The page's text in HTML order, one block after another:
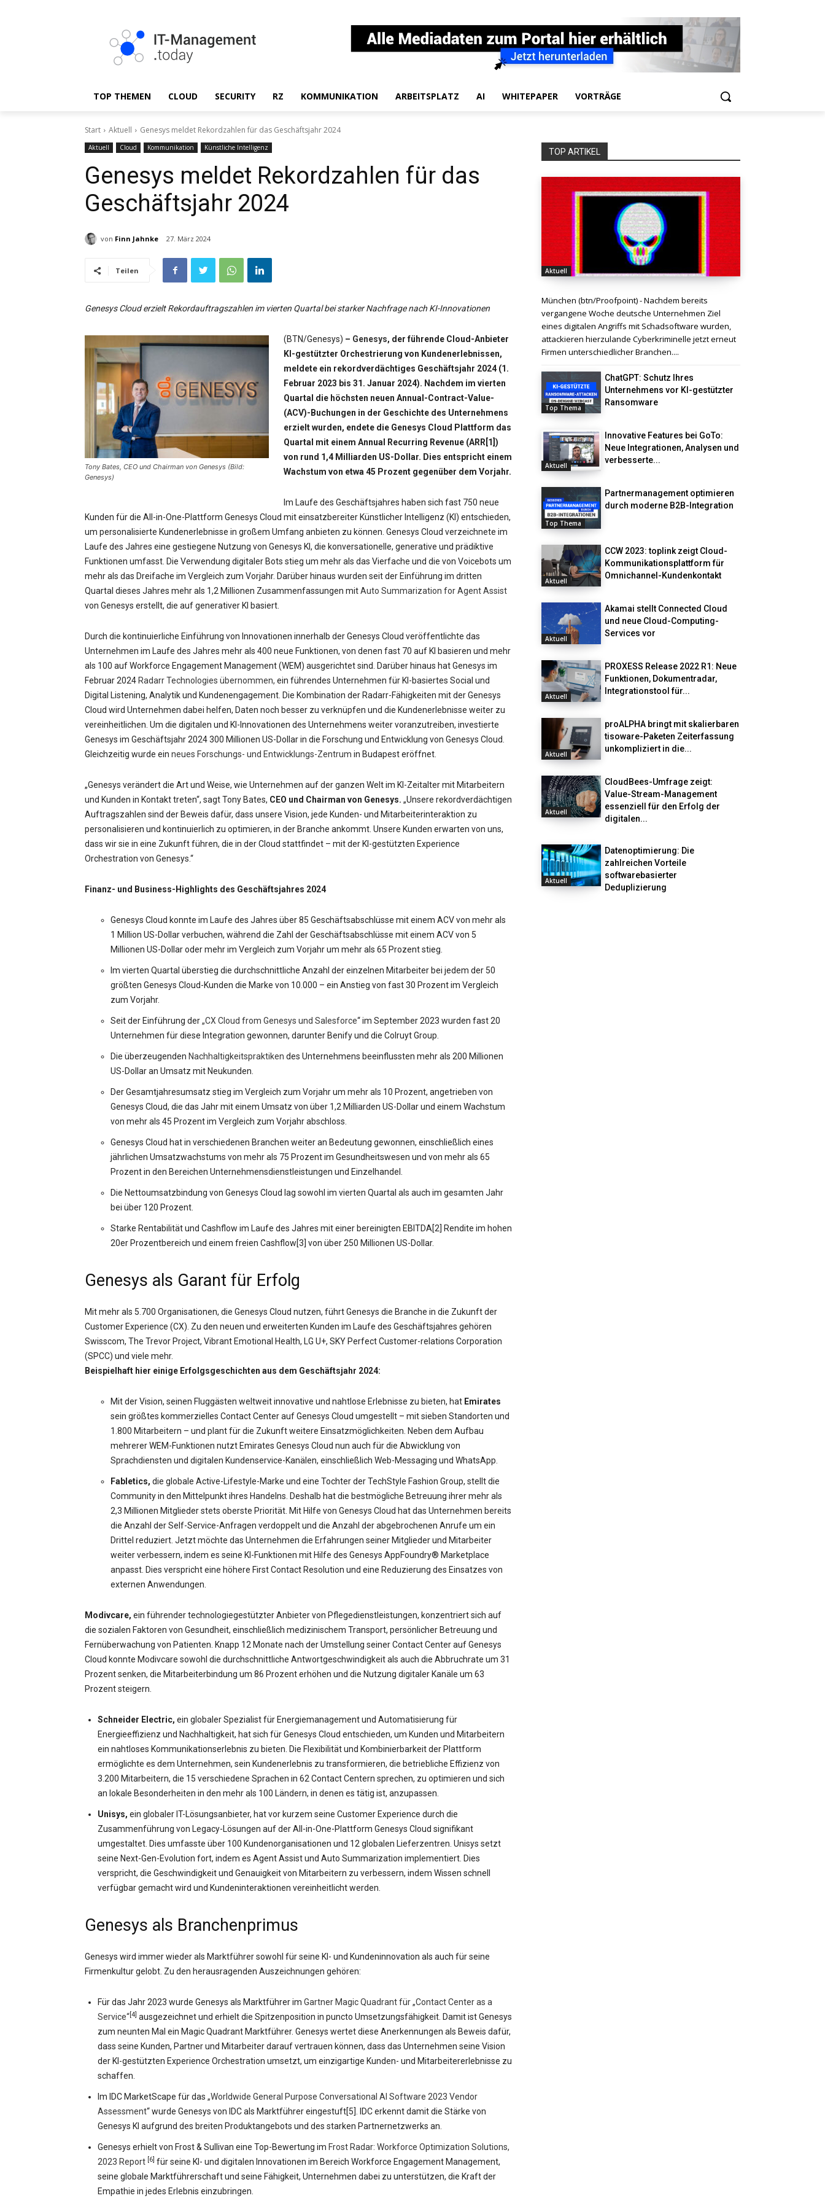
TOP THEMEN CLOUD SECURITY RZ KOMMUNIKATION ARBEITSPLATZ AI WHITEPAPER VORTRÄGE
Start Aktuell Genesys meldet Rekordzahlen für das Geschäftsjahr 2024
Aktuell Cloud Kommunikation Künstliche Intelligenz
Genesys meldet Rekordzahlen für das
Geschäftsjahr 2024
von Finn Jahnke 27. März 2024
Teilen
Genesys Cloud erzielt Rekordauftragszahlen im vierten Quartal bei starker Nachfrage nach KI-Innovationen
Tony Bates, CEO und Chairman von Genesys (Bild:
Genesys)
(BTN/Genesys) – Genesys, der führende Cloud-Anbieter
KI-gestützter Orchestrierung von Kundenerlebnissen,
meldete ein rekordverdächtiges Geschäftsjahr 2024 (1.
Februar 2023 bis 31. Januar 2024). Nachdem im vierten
Quartal die höchsten neuen Annual-Contract-Value-
(ACV)-Buchungen in der Geschichte des Unternehmens
erzielt wurden, endete die Genesys Cloud Plattform das
Quartal mit einem Annual Recurring Revenue (ARR[1])
von rund 1,4 Milliarden US-Dollar. Dies entspricht einem
Wachstum von etwa 45 Prozent gegenüber dem Vorjahr.
Im Laufe des Geschäftsjahres haben sich fast 750 neue
Kunden für die All-in-One-Plattform Genesys Cloud mit einsatzbereiter Künstlicher Intelligenz (KI) entschieden,
um personalisierte Kundenerlebnisse in großem Umfang anbieten zu können. Genesys Cloud verzeichnete im
Laufe des Jahres eine gestiegene Nutzung von Genesys KI, die konversationelle, generative und prädiktive
Funktionen umfasst. Die Verwendung digitaler Bots stieg um mehr als das Vierfache und die von Voicebots um
mehr als das Dreifache im Vergleich zum Vorjahr. Darüber hinaus wurden seit der Einführung im dritten
Quartal dieses Jahres mehr als 1,2 Millionen Zusammenfassungen mitAuto Summarization for Agent Assist
von Genesys erstellt, die auf generativer KI basiert.
Durch die kontinuierliche Einführung von Innovationen innerhalb der Genesys Cloud veröffentlichte das
Unternehmen im Laufe des Jahres mehr als 400 neue Funktionen, von denen fast 70 auf KI basieren und mehr
als 100 auf Workforce Engagement Management (WEM) ausgerichtet sind. Darüber hinaus hat Genesys im
Februar 2024 Radarr Technologies übernommen, ein führendes Unternehmen für KI-basiertes Social und
Digital Listening, Analytik und Kundenengagement. Die Kombination der Radarr-Fähigkeiten mit der Genesys
Cloud wird Unternehmen dabei helfen, Daten noch besser zu verknüpfen und die Kundenerlebnisse weiter zu
vereinheitlichen. Um die digitalen und KI-Innovationen des Unternehmens weiter voranzutreiben, investierte
Genesys im Geschäftsjahr 2024 300 Millionen US-Dollar in die Forschung und Entwicklung von Genesys Cloud.
Gleichzeitig wurde ein neues Forschungs- und Entwicklungs-Zentrum in Budapest eröffnet.
„Genesys verändert die Art und Weise, wie Unternehmen auf der ganzen Welt im KI-Zeitalter mit Mitarbeitern
und Kunden in Kontakt treten“, sagt Tony Bates, CEO und Chairman von Genesys. „Unsere rekordverdächtigen
Auftragszahlen sind der Beweis dafür, dass unsere Vision, jede Kunden- und Mitarbeiterinteraktion zu
personalisieren und kontinuierlich zu optimieren, in der Branche ankommt. Unsere Kunden erwarten von uns,
dass wir sie in eine Zukunft führen, die in der Cloud stattfindet – mit der KI-gestützten Experience
Orchestration von Genesys.“
Finanz- und Business-Highlights des Geschäftsjahres 2024
Genesys Cloud konnte im Laufe des Jahres über 85 Geschäftsabschlüsse mit einem ACV von mehr als
1 Million US-Dollar verbuchen, während die Zahl der Geschäftsabschlüsse mit einem ACV von 5
Millionen US-Dollar oder mehr im Vergleich zum Vorjahr um mehr als 65 Prozent stieg.
Im vierten Quartal überstieg die durchschnittliche Anzahl der einzelnen Mitarbeiter bei jedem der 50
größten Genesys Cloud-Kunden die Marke von 10.000 – ein Anstieg von fast 30 Prozent im Vergleich
zum Vorjahr.
Seit der Einführung der„CX Cloud from Genesys und Salesforce“ im September 2023 wurden fast 20
Unternehmen für diese Integration gewonnen, darunter Benify und die Colruyt Group.
Die überzeugenden Nachhaltigkeitspraktiken des Unternehmens beeinflussten mehr als 200 Millionen
US-Dollar an Umsatz mit Neukunden.
Der Gesamtjahresumsatz stieg im Vergleich zum Vorjahr um mehr als 10 Prozent, angetrieben von
Genesys Cloud, die das Jahr mit einem Umsatz von über 1,2 Milliarden US-Dollar und einem Wachstum
von mehr als 45 Prozent im Vergleich zum Vorjahr abschloss.
Genesys Cloud hat in verschiedenen Branchen weiter an Bedeutung gewonnen, einschließlich eines
jährlichen Umsatzwachstums von mehr als 75 Prozent im Gesundheitswesen und von mehr als 65
Prozent in den Bereichen Unternehmensdienstleistungen und Einzelhandel.
Die Nettoumsatzbindung von Genesys Cloud lag sowohl im vierten Quartal als auch im gesamten Jahr
bei über 120 Prozent.
Starke Rentabilität und Cashflow im Laufe des Jahres mit einer bereinigten EBITDA[2] Rendite im hohen
20er Prozentbereich und einem freien Cashflow[3] von über 250 Millionen US-Dollar.
Genesys als Garant für Erfolg
Mit mehr als 5.700 Organisationen, die Genesys Cloud nutzen, führt Genesys die Branche in die Zukunft der
Customer Experience (CX). Zu den neuen und erweiterten Kunden im Laufe des Geschäftsjahres gehören
Swisscom, The Trevor Project, Vibrant Emotional Health, LG U+, SKY Perfect Customer-relations Corporation
(SPCC) und viele mehr.
Beispielhaft hier einige Erfolgsgeschichten aus dem Geschäftsjahr 2024:
Mit der Vision, seinen Fluggästen weltweit innovative und nahtlose Erlebnisse zu bieten, hat Emirates
sein größtes kommerzielles Contact Center auf Genesys Cloud umgestellt – mit sieben Standorten und
1.800 Mitarbeitern – und plant für die Zukunft weitere Einsatzmöglichkeiten. Neben dem Aufbau
mehrerer WEM-Funktionen nutzt Emirates Genesys Cloud nun auch für die Abwicklung von
Sprachdiensten und digitalen Kundenservice-Kanälen, einschließlich Web-Messaging und WhatsApp.
Fabletics, die globale Active-Lifestyle-Marke und eine Tochter der TechStyle Fashion Group, stellt die
Community in den Mittelpunkt ihres Handelns. Deshalb hat die bestmögliche Betreuung ihrer mehr als
2,3 Millionen Mitglieder stets oberste Priorität. Mit Hilfe von Genesys Cloud hat das Unternehmen bereits
die Anzahl der Self-Service-Anfragen verdoppelt und die Anzahl der abgebrochenen Anrufe um ein
Drittel reduziert. Jetzt möchte das Unternehmen die Erfahrungen seiner Mitglieder und Mitarbeiter
weiter verbessern, indem es seine KI-Funktionen mit Hilfe des Genesys AppFoundry® Marketplace
anpasst. Dies verspricht eine höhere First Contact Resolution und eine Reduzierung des Einsatzes von
externen Anwendungen.
Modivcare, ein führender technologiegestützter Anbieter von Pflegedienstleistungen, konzentriert sich auf
die sozialen Faktoren von Gesundheit, einschließlich medizinischem Transport, persönlicher Betreuung und
Fernüberwachung von Patienten. Knapp 12 Monate nach der Umstellung seiner Contact Center auf Genesys
Cloud konnte Modivcare sowohl die durchschnittliche Antwortgeschwindigkeit als auch die Abbruchrate um 31
Prozent senken, die Mitarbeiterbindung um 86 Prozent erhöhen und die Nutzung digitaler Kanäle um 63
Prozent steigern.
Schneider Electric, ein globaler Spezialist für Energiemanagement und Automatisierung für
Energieeffizienz und Nachhaltigkeit, hat sich für Genesys Cloud entschieden, um Kunden und Mitarbeitern
ein nahtloses Kommunikationserlebnis zu bieten. Die Flexibilität und Kombinierbarkeit der Plattform
ermöglichte es dem Unternehmen, sein Kundenerlebnis zu transformieren, die betriebliche Effizienz von
3.200 Mitarbeitern, die 15 verschiedene Sprachen in 62 Contact Centern sprechen, zu optimieren und sich
an lokale Besonderheiten in den mehr als 100 Ländern, in denen es tätig ist, anzupassen.
Unisys, ein globaler IT-Lösungsanbieter, hat vor kurzem seine Customer Experience durch die
Zusammenführung von Legacy-Lösungen auf der All-in-One-Plattform Genesys Cloud signifikant
umgestaltet. Dies umfasste über 100 Kundenorganisationen und 12 globalen Lieferzentren. Unisys setzt
seine Next-Gen-Evolution fort, indem es Agent Assist und Auto Summarization implementiert. Dies
verspricht, die Geschwindigkeit und Genauigkeit von Mitarbeitern zu verbessern, indem Wissen schnell
verfügbar gemacht wird und Kundeninteraktionen vereinheitlicht werden.
Genesys als Branchenprimus
Genesys wird immer wieder als Marktführer sowohl für seine KI- und Kundeninnovation als auch für seine
Firmenkultur gelobt. Zu den herausragenden Auszeichnungen gehören:
Für das Jahr 2023 wurde Genesys als Marktführer im Gartner Magic Quadrant für „Contact Center as a
Service“[4] ausgezeichnet und erhielt die Spitzenposition in puncto Umsetzungsfähigkeit. Damit ist Genesys
zum neunten Mal ein Magic Quadrant Marktführer. Genesys wertet diese Anerkennungen als Beweis dafür,
dass seine Kunden, Partner und Mitarbeiter darauf vertrauen können, dass das Unternehmen seine Vision
der KI-gestützten Experience Orchestration umsetzt, um einzigartige Kunden- und Mitarbeitererlebnisse zu
schaffen.
Im IDC MarketScape für das „Worldwide General Purpose Conversational AI Software 2023 Vendor
Assessment“ wurde Genesys von IDC als Marktführer eingestuft[5]. IDC erkennt damit die Stärke von
Genesys KI aufgrund des breiten Produktangebots und des starken Partnernetzwerks an.
Genesys erhielt von Frost & Sullivan eine Top-Bewertung im Frost Radar: Workforce Optimization Solutions,
2023 Report [6] für seine KI- und digitalen Innovationen im Bereich Workforce Engagement Management,
seine globale Marktführerschaft und seine Fähigkeit, Unternehmen dabei zu unterstützen, die Kraft der
Empathie in jedes Erlebnis einzubringen.
TOP ARTIKEL
Aktuell
München (btn/Proofpoint) - Nachdem bereits
vergangene Woche deutsche Unternehmen Ziel
eines digitalen Angriffs mit Schadsoftware wurden,
attackieren hierzulande Cyberkriminelle jetzt erneut
Firmen unterschiedlicher Branchen....
Top Thema
ChatGPT: Schutz Ihres
Unternehmens vor KI-gestützter
Ransomware
Aktuell
Innovative Features bei GoTo:
Neue Integrationen, Analysen und
verbesserte...
Top Thema
Partnermanagement optimieren
durch moderne B2B-Integration
Aktuell
CCW 2023: toplink zeigt Cloud-
Kommunikationsplattform für
Omnichannel-Kundenkontakt
Aktuell
Akamai stellt Connected Cloud
und neue Cloud-Computing-
Services vor
Aktuell
PROXESS Release 2022 R1: Neue
Funktionen, Dokumentradar,
Integrationstool für...
Aktuell
proALPHA bringt mit skalierbaren
tisoware-Paketen Zeiterfassung
unkompliziert in die...
Aktuell
CloudBees-Umfrage zeigt:
Value-Stream-Management
essenziell für den Erfolg der
digitalen...
Aktuell
Datenoptimierung: Die
zahlreichen Vorteile
softwarebasierter
Deduplizierung